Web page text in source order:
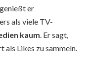
er
als viele TV-
kaum . Er sagt,
als Likes zu sammeln.